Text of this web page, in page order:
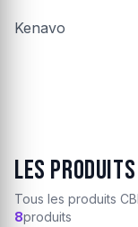
Kenavo
Les produits
Tous les produits
8produits